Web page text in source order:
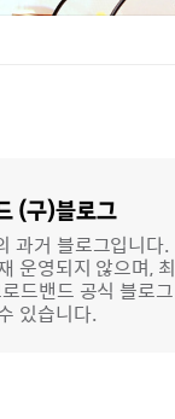
(구)블로그
과거 블로그입니다.
운영되지 않으며, 최
드밴드 공식 블로그
있습니다.